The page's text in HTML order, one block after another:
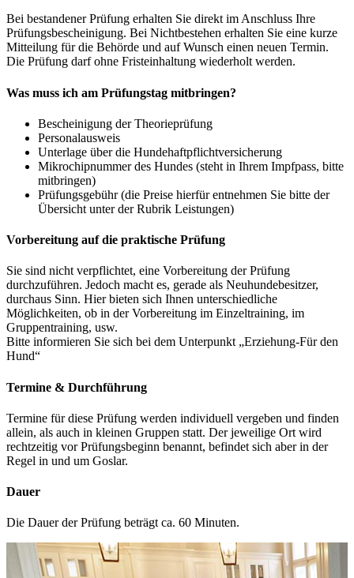
Bei bestandener Prüfung erhalten Sie direkt im Anschluss Ihre
Prüfungsbescheinigung. Bei Nichtbestehen erhalten Sie eine kurze
Mitteilung für die Behörde und auf Wunsch einen neuen Termin.
Die Prüfung darf ohne Fristeinhaltung wiederholt werden.
Was muss ich am Prüfungstag mitbringen?
Bescheinigung der Theorieprüfung
Personalausweis
Unterlage über die Hundehaftpflichtversicherung
Mikrochipnummer des Hundes (steht in Ihrem Impfpass, bitte
mitbringen)
Prüfungsgebühr (die Preise hierfür entnehmen Sie bitte der
Übersicht unter der Rubrik Leistungen)
Vorbereitung auf die praktische Prüfung
Sie sind nicht verpflichtet, eine Vorbereitung der Prüfung
durchzuführen. Jedoch macht es, gerade als Neuhundebesitzer,
durchaus Sinn. Hier bieten sich Ihnen unterschiedliche
Möglichkeiten, ob in der Vorbereitung im Einzeltraining, im
Gruppentraining, usw.
Bitte informieren Sie sich bei dem Unterpunkt „Erziehung-Für den
Hund“
Termine & Durchführung
Termine für diese Prüfung werden individuell vergeben und finden
allein, als auch in kleinen Gruppen statt. Der jeweilige Ort wird
rechtzeitig vor Prüfungsbeginn benannt, befindet sich aber in der
Regel in und um Goslar.
Dauer
Die Dauer der Prüfung beträgt ca. 60 Minuten.